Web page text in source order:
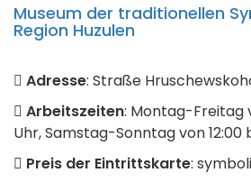
Museum der traditionellen
Region Huzulen
Adresse: Straße
Arbeitszeiten: Montag-Freitag
Uhr, Samstag-Sonntag von 12:00
Preis der Eintrittskarte: